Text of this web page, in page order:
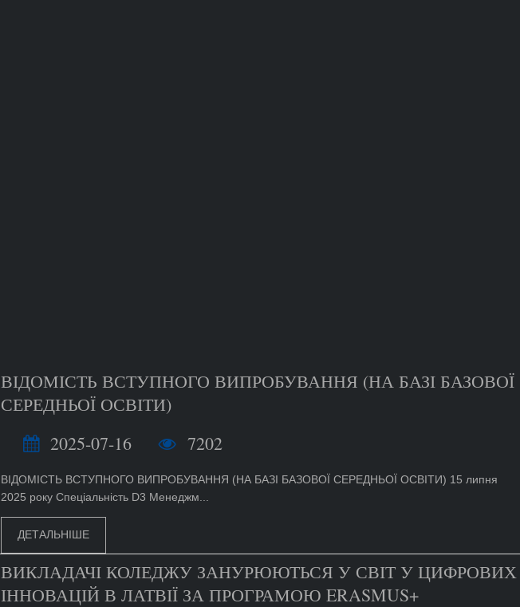
ВІДОМІСТЬ ВСТУПНОГО ВИПРОБУВАННЯ (НА БАЗІ БАЗОВОЇ
СЕРЕДНЬОЇ ОСВІТИ)
2025-07-16
7202
ВІДОМІСТЬ ВСТУПНОГО ВИПРОБУВАННЯ (НА БАЗІ БАЗОВОЇ СЕРЕДНЬОЇ ОСВІТИ) 15 липня
2025 року Спеціальність D3 Менеджм...
ДЕТАЛЬНІШЕ
ВИКЛАДАЧІ КОЛЕДЖУ ЗАНУРЮЮТЬСЯ У СВІТ У ЦИФРОВИХ
ІННОВАЦІЙ В ЛАТВІЇ ЗА ПРОГРАМОЮ ERASMUS+